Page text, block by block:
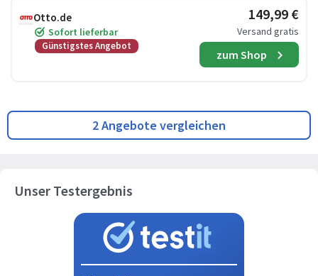
Otto.de
Sofort lieferbar
Günstigstes Angebot
149,99 €
Versand gratis
zum Shop
2 Angebote vergleichen
Unser Testergebnis